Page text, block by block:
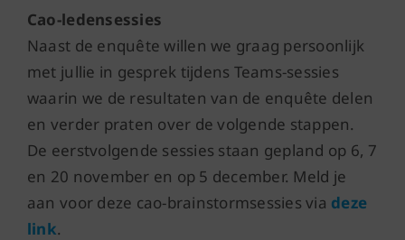
Cao-ledensessies
Naast de enquête willen we graag persoonlijk
met jullie in gesprek tijdens Teams-sessies
waarin we de resultaten van de enquête delen
en verder praten over de volgende stappen.
De eerstvolgende sessies staan gepland op 6, 7
en 20 november en op 5 december. Meld je
aan voor deze cao-brainstormsessies via deze
link.